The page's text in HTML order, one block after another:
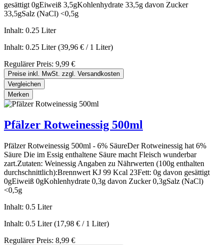
gesättigt 0gEiweiß 3,5gKohlenhydrate 33,5g davon Zucker
33,5gSalz (NaCl) <0,5g
Inhalt: 0.25 Liter
Inhalt: 0.25 Liter(39,96 € / 1 Liter)
Regulärer Preis: 9,99 €
Preise inkl. MwSt. zzgl. Versandkosten
Vergleichen
Merken
Pfälzer Rotweinessig 500ml
Pfälzer Rotweinessig 500ml - 6% SäureDer Rotweinessig hat 6%
Säure Die im Essig enthaltene Säure macht Fleisch wunderbar
zart.Zutaten: Weinessig Angaben zu Nährwerten (100g enthalten
durchschnittlich):Brennwert KJ 99 Kcal 23Fett: 0g davon gesättigt
0gEiweiß 0gKohlenhydrate 0,3g davon Zucker 0,3gSalz (NaCl)
<0,5g
Inhalt: 0.5 Liter
Inhalt: 0.5 Liter(17,98 € / 1 Liter)
Regulärer Preis: 8,99 €